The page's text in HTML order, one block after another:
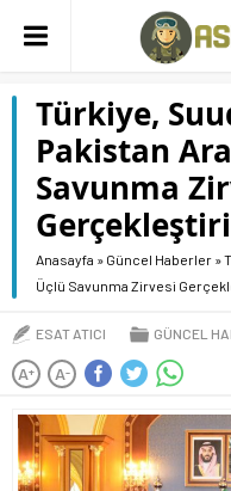
Türkiye,
Pakistan
Savunma
Anasayfa » Güncel Haberler »
Üçlü Savunma Zirvesi
ESAT ATICI GÜNCEL
A+ A-